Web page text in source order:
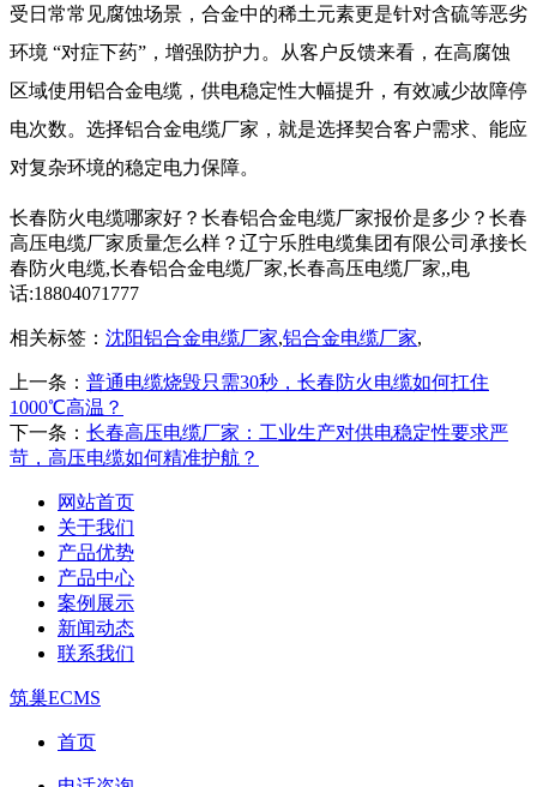
受日常常见腐蚀场景，合金中的稀土元素更是针对含硫等恶劣
环境 “对症下药”，增强防护力。从客户反馈来看，在高腐蚀
区域使用铝合金电缆，供电稳定性大幅提升，有效减少故障停
电次数。选择铝合金电缆厂家 ，就是选择契合客户需求、能应
对复杂环境的稳定电力保障。
长春防火电缆哪家好？长春铝合金电缆厂家报价是多少？长春
高压电缆厂家质量怎么样？辽宁乐胜电缆集团有限公司承接长
春防火电缆,长春铝合金电缆厂家,长春高压电缆厂家,,电
话:18804071777
相关标签： 沈阳铝合金电缆厂家,铝合金电缆厂家,
上一条： 普通电缆烧毁只需30秒，长春防火电缆如何扛住
1000℃高温？
下一条： 长春高压电缆厂家：工业生产对供电稳定性要求严
苛，高压电缆如何精准护航？
网站首页
关于我们
产品优势
产品中心
案例展示
新闻动态
联系我们
筑巢ECMS
首页